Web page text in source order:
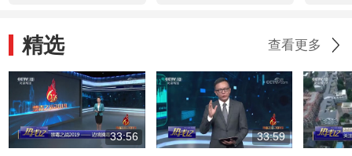
精选 查看更多
33:56 33:59